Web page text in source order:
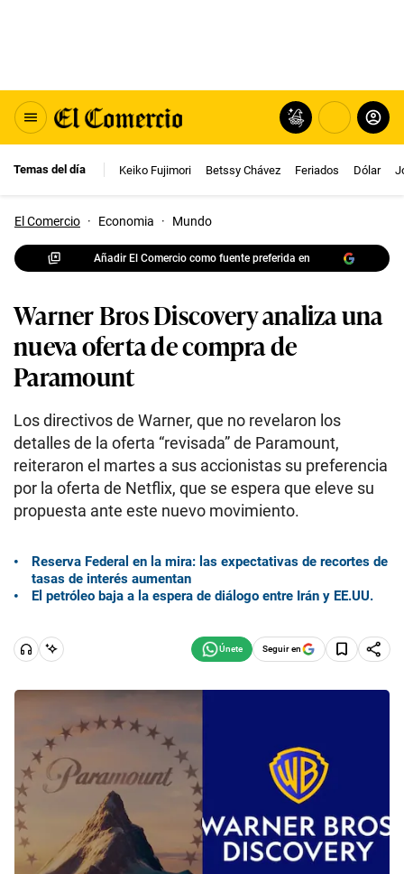
Temas del día Keiko Fujimori Betssy Chávez Feriados Dólar
El Comercio · Economia · Mundo
Añadir El Comercio como fuente preferida en
Warner Bros Discovery analiza una
nueva oferta de compra de
Paramount
Los directivos de Warner, que no revelaron los
detalles de la oferta “revisada” de Paramount,
reiteraron el martes a sus accionistas su preferencia
por la oferta de Netflix, que se espera que eleve su
propuesta ante este nuevo movimiento.
Reserva Federal en la mira: las expectativas de recortes de
tasas de interés aumentan
El petróleo baja a la espera de diálogo entre Irán y EE.UU.
Seguir en